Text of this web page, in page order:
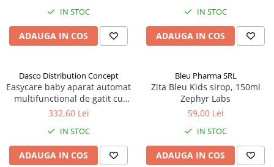
IN STOC
ADAUGA IN COS
IN STOC
ADAUGA IN COS
Dasco Distribution Concept
Easycare baby aparat automat
multifunctional de gatit cu
aburi si blender 5 in 1 Zephyr
332,60 Lei
IN STOC
ADAUGA IN COS
Bleu Pharma SRL
Zita Bleu Kids sirop, 150ml
Zephyr Labs
59,00 Lei
IN STOC
ADAUGA IN COS